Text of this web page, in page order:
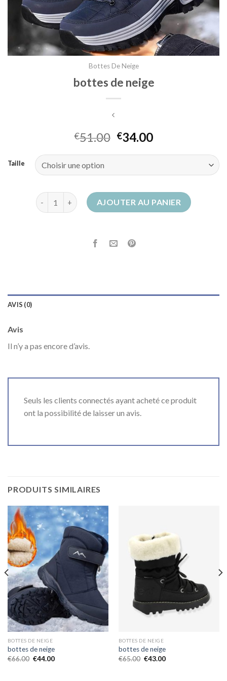
Bottes De Neige
bottes de neige
€51.00 €34.00
Taille
quantité de bottes de neigeAJOUTER AU PANIER
AVIS (0)
Avis
Il n’y a pas encore d’avis.
Seuls les clients connectés ayant acheté ce produit
ont la possibilité de laisser un avis.
PRODUITS SIMILAIRES
BOTTES DE NEIGE
bottes de neige
€66.00 €44.00
BOTTES DE NEIGE
bottes de neige
€65.00 €43.00